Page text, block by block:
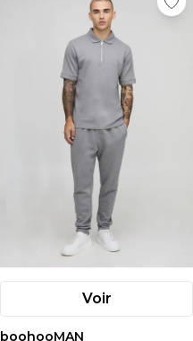
Voir
boohooMAN